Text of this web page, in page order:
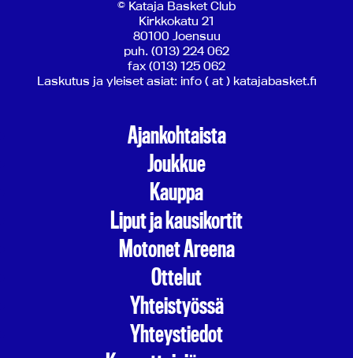
© Kataja Basket Club
Kirkkokatu 21
80100 Joensuu
puh. (013) 224 062
fax (013) 125 062
Laskutus ja yleiset asiat: info ( at ) katajabasket.fi
Ajankohtaista
Joukkue
Kauppa
Liput ja kausikortit
Motonet Areena
Ottelut
Yhteistyössä
Yhteystiedot